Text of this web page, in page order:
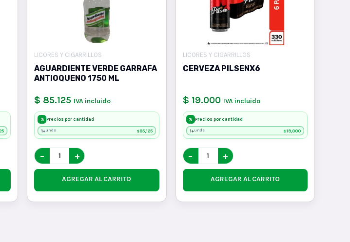
LICORES Y CIGARRILLOS
AGUARDIENTE VERDE GARRAFA
ANTIOQUENO 1750 ML
$ 85.125 IVA incluido
% Precios por cantidad
1+unds $85,125
− +
AGREGAR AL CARRITO
LICORES Y CIGARRILLOS
CERVEZA PILSENX6
$ 19.000 IVA incluido
% Precios por cantidad
1+unds $19,000
− +
AGREGAR AL CARRITO